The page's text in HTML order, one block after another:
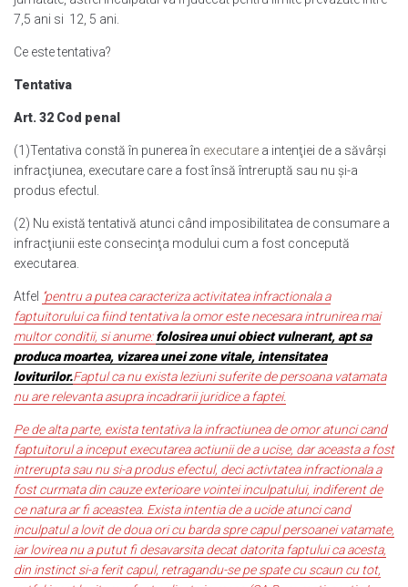
7,5 ani si 12, 5 ani.
Ce este tentativa?
Tentativa
Art. 32 Cod penal
(1)Tentativa constă în punerea în executare a intenţiei de a săvârşi
infracţiunea, executare care a fost însă întreruptă sau nu şi-a
produs efectul.
(2) Nu există tentativă atunci când imposibilitatea de consumare a
infracţiunii este consecinţa modului cum a fost concepută
executarea.
Atfel ‘’pentru a putea caracteriza activitatea infractionala a
faptuitorului ca fiind tentativa la omor este necesara intrunirea mai
multor conditii, si anume:folosirea unui obiect vulnerant, apt sa
produca moartea, vizarea unei zone vitale, intensitatea
loviturilor.Faptul ca nu exista leziuni suferite de persoana vatamata
nu are relevanta asupra incadrarii juridice a faptei.
Pe de alta parte, exista tentativa la infractiunea de omor atunci cand
faptuitorul a inceput executarea actiunii de a ucise, dar aceasta a fost
intrerupta sau nu si-a produs efectul, deci activtatea infractionala a
fost curmata din cauze exterioare vointei inculpatului, indiferent de
ce natura ar fi aceastea. Exista intentia de a ucide atunci cand
inculpatul a lovit de doua ori cu barda spre capul persoanei vatamate,
iar lovirea nu a putut fi desavarsita decat datorita faptului ca acesta,
din instinct si-a ferit capul, retragandu-se pe spate cu scaun cu tot,